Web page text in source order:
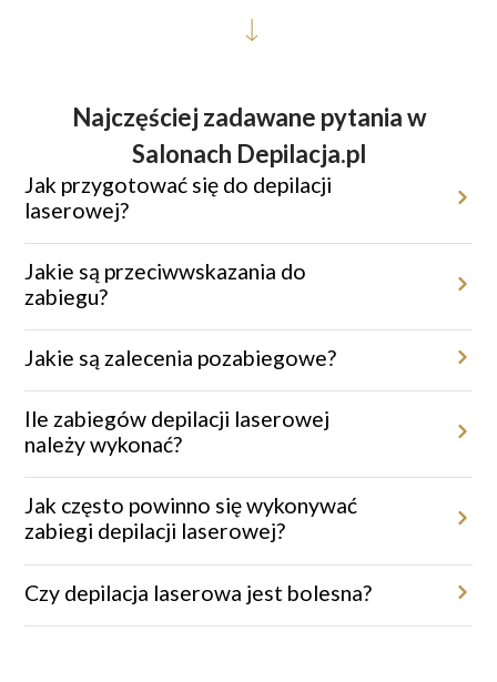
Najczęściej zadawane pytania w
Salonach Depilacja.pl
Jak przygotować się do depilacji
laserowej?
Przed zabiegiem miejsce poddane depilacji należy ogolić maszynką
jednorazową. Należy unikać opalania oraz stosowania kremów
depilacyjnych, depilatorów czy pęsety.
Jakie są przeciwwskazania do
zabiegu?
Depilacja laserowa nie jest zalecana w przypadku ciąży, świeżej
opalenizny, aktywnych infekcji skórnych czy podczas brania leków
światłouczulających.
Jakie są zalecenia pozabiegowe?
Po zabiegu warto unikać gorących kąpieli, sauny i intensywnego
wysiłku fizycznego przez 48 godzin.
Ile zabiegów depilacji laserowej
należy wykonać?
Aby uzyskać trwałe efekty, konieczna jest seria 6–9 zabiegów,
dostosowana indywidualnie do potrzeb klienta.
Jak często powinno się wykonywać
zabiegi depilacji laserowej?
Zabiegi wykonywane są co 4–8 tygodni, w zależności od obszaru
ciała i fazy wzrostu włosa.
Czy depilacja laserowa jest bolesna?
Dzięki systemom chłodzącym oraz innowacyjnym technologiom